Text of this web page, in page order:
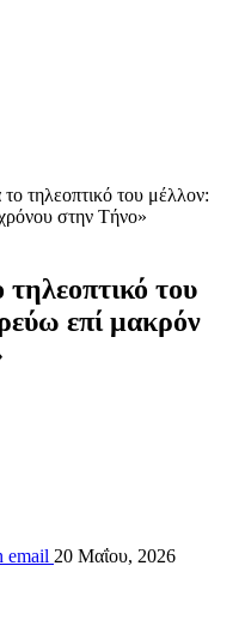
τηλεοπτικό του μέλλον:
στην Τήνο»
τηλεοπτικό του
επί μακρόν
email 20 Μαΐου, 2026